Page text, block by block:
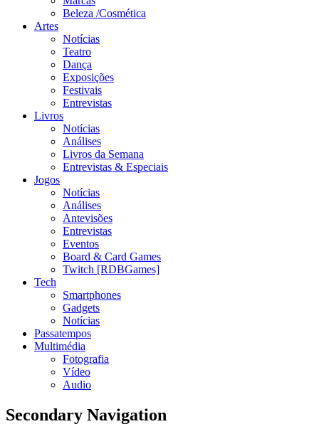
Beleza /Cosmética
Artes
Notícias
Teatro
Dança
Exposições
Festivais
Entrevistas
Livros
Notícias
Análises
Livros da Semana
Entrevistas & Especiais
Jogos
Notícias
Análises
Antevisões
Entrevistas
Eventos
Board & Card Games
Twitch [RDBGames]
Tech
Smartphones
Gadgets
Notícias
Passatempos
Multimédia
Fotografia
Vídeo
Audio
Secondary Navigation